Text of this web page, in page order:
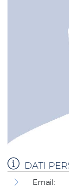
DATI
Email: